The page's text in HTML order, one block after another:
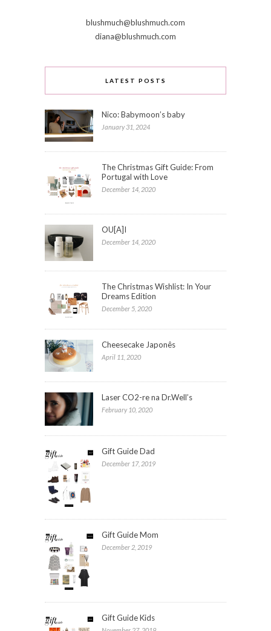
blushmuch@blushmuch.com
diana@blushmuch.com
LATEST POSTS
Nico: Babymoon’s baby
January 31, 2024
The Christmas Gift Guide: From
Portugal with Love
December 14, 2020
OU[A]I
December 14, 2020
The Christmas Wishlist: In Your
Dreams Edition
December 5, 2020
Cheesecake Japonês
April 11, 2020
Laser CO2-re na Dr.Well’s
February 10, 2020
Gift Guide Dad
December 17, 2019
Gift Guide Mom
December 2, 2019
Gift Guide Kids